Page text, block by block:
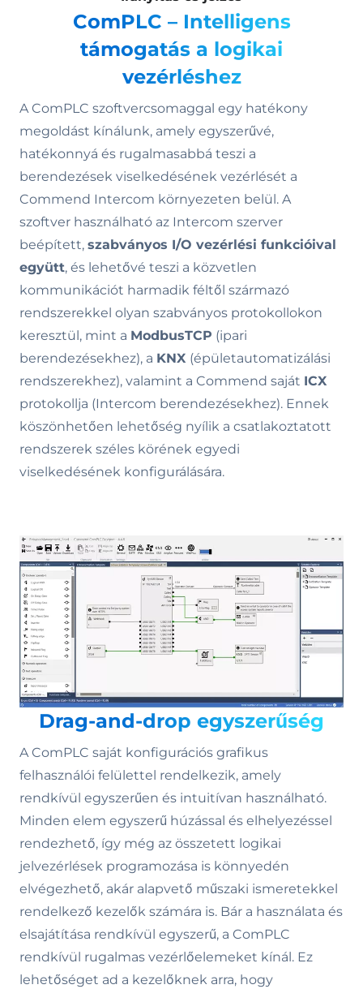
ComPLC – Intelligens
támogatás a logikai
vezérléshez
A ComPLC szoftvercsomaggal egy hatékony
megoldást kínálunk, amely egyszerűvé,
hatékonnyá és rugalmasabbá teszi a
berendezések viselkedésének vezérlését a
Commend Intercom környezeten belül. A
szoftver használható az Intercom szerver
beépített, szabványos I/O vezérlési funkcióival
együtt, és lehetővé teszi a közvetlen
kommunikációt harmadik féltől származó
rendszerekkel olyan szabványos protokollokon
keresztül, mint a ModbusTCP (ipari
berendezésekhez), a KNX (épületautomatizálási
rendszerekhez), valamint a Commend saját ICX
protokollja (Intercom berendezésekhez). Ennek
köszönhetően lehetőség nyílik a csatlakoztatott
rendszerek széles körének egyedi
viselkedésének konfigurálására.
Drag-and-drop egyszerűség
A ComPLC saját konfigurációs grafikus
felhasználói felülettel rendelkezik, amely
rendkívül egyszerűen és intuitívan használható.
Minden elem egyszerű húzással és elhelyezéssel
rendezhető, így még az összetett logikai
jelvezérlések programozása is könnyedén
elvégezhető, akár alapvető műszaki ismeretekkel
rendelkező kezelők számára is. Bár a használata és
elsajátítása rendkívül egyszerű, a ComPLC
rendkívül rugalmas vezérlőelemeket kínál. Ez
lehetőséget ad a kezelőknek arra, hogy